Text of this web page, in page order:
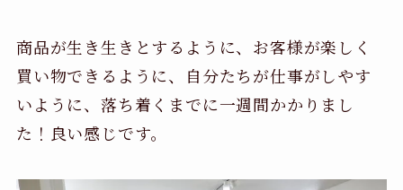
商品が生き生きとするように、お客様が楽しく
買い物できるように、自分たちが仕事がしやす
いように、落ち着くまでに一週間かかりまし
た！良い感じです。